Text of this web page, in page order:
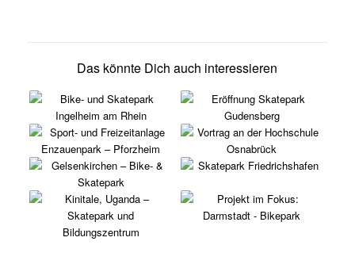
Das könnte Dich auch interessieren